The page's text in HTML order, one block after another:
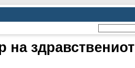
на здравствениот